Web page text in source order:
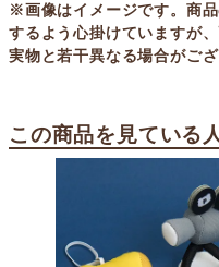
※画像はイメージです。商
するよう心掛けていますが
実物と若干異なる場合がござ
この商品を見ている